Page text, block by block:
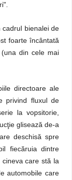
bienalei de
foarte încântată
din cele mai
directoare ale
privind fluxul de
la vopsitorie,
glisează de-a
deschisă spre
fiecăruia dintre
care stă la
automobile care